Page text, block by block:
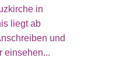
in
liegt ab
und
einsehen...